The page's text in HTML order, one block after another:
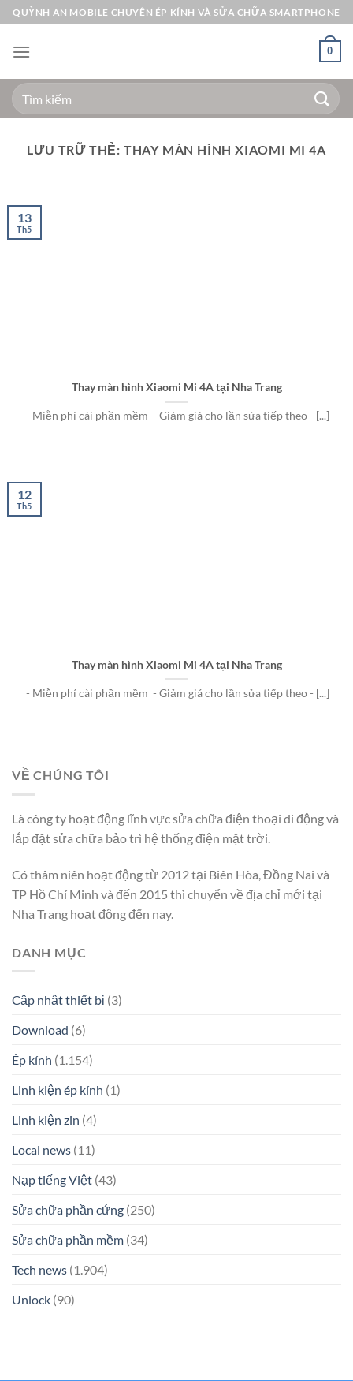
Bỏ
qua
nội
QUỲNH AN MOBILE CHUYÊN ÉP KÍNH VÀ SỬA CHỮA SMARTPHONE
0
Tìm
kiếm:
LƯU TRỮ THẺ: THAY MÀN HÌNH XIAOMI MI 4A
Thay màn hình Xiaomi Mi 4A tại Nha Trang
- Miễn phí cài phần mềm - Giảm giá cho lần sửa tiếp theo - [...]
13
Th5
Thay màn hình Xiaomi Mi 4A tại Nha Trang
- Miễn phí cài phần mềm - Giảm giá cho lần sửa tiếp theo - [...]
12
Th5
VỀ CHÚNG TÔI
Là công ty hoạt động lĩnh vực sửa chữa điện thoại di động và
lắp đặt sửa chữa bảo trì hệ thống điện mặt trời.
Có thâm niên hoạt động từ 2012 tại Biên Hòa, Đồng Nai và
TP Hồ Chí Minh và đến 2015 thì chuyển về địa chỉ mới tại
Nha Trang hoạt động đến nay.
DANH MỤC
Cập nhật thiết bị (3)
Download (6)
Ép kính (1.154)
Linh kiện ép kính (1)
Linh kiện zin (4)
Local news (11)
Nạp tiếng Việt (43)
Sửa chữa phần cứng (250)
Sửa chữa phần mềm (34)
Tech news (1.904)
Unlock (90)